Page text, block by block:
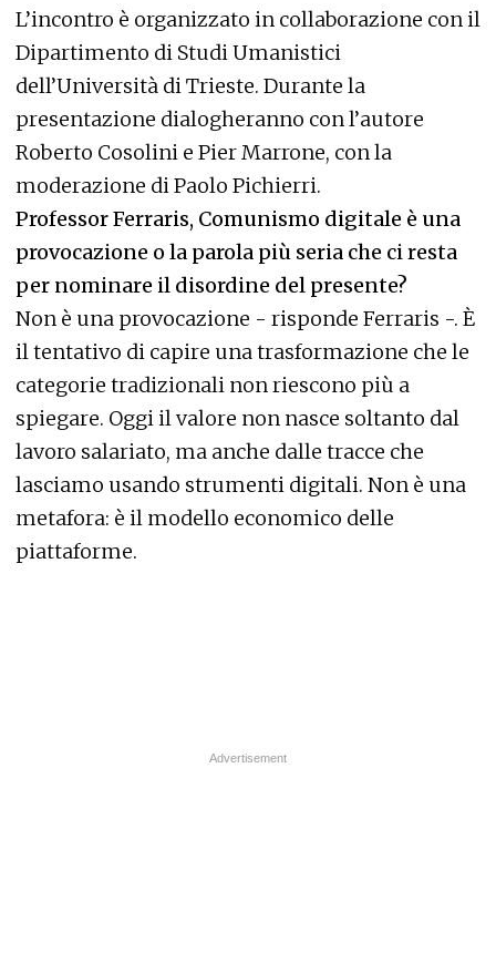
L’incontro è organizzato in collaborazione con il
Dipartimento di Studi Umanistici
dell’Università di Trieste. Durante la
presentazione dialogheranno con l’autore
Roberto Cosolini e Pier Marrone, con la
moderazione di Paolo Pichierri.
Professor Ferraris, Comunismo digitale è una
provocazione o la parola più seria che ci resta
per nominare il disordine del presente?
Non è una provocazione - risponde Ferraris -. È
il tentativo di capire una trasformazione che le
categorie tradizionali non riescono più a
spiegare. Oggi il valore non nasce soltanto dal
lavoro salariato, ma anche dalle tracce che
lasciamo usando strumenti digitali. Non è una
metafora: è il modello economico delle
piattaforme.